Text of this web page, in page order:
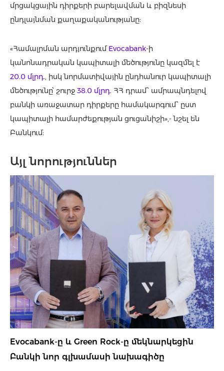
մրցակցային դիրքերի բարելավման և բիզնեսի
ընդլայնման քաղաքականությանը:
«Համալրման արդյունքում Evocabank-ի
կանոնադրական կապիտալի մեծությունը կազմել է
20.0 մլրդ., իսկ նորմատիվային ընդհանուր կապիտալի
մեծությունը՝ շուրջ 38.0 մլրդ. ՀՀ դրամ՝ ամրապնդելով
բանկի առաջատար դիրքերը համակարգում՝ ըստ
կապիտալի համարժեքության ցուցանիշի»,- նշել են
Բանկում:
Այլ նորություններ
Evocabank-ը և Green Rock-ը մեկնարկեցին
Բանկի նոր գլխամասի նախագիծը